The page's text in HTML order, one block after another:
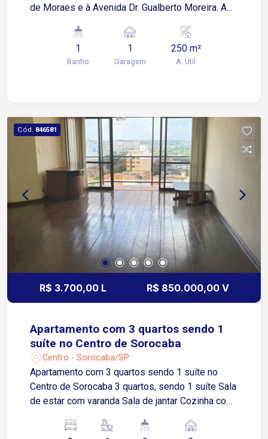
de Moraes e à Avenida Dr. Gualberto Moreira. A
veículos, além de contar com diversos comércios
e serviços, proporcionando exposição para sua
empresa. Sobre o imóvel: Salão comercial com
consolidada Alta visibilidade para o seu negócio
Ideal para depósitos, distribuidoras, centros
automotivos e diversos segmentos comerciais
Agende sua visita e conheça o espaço ideal para
o crescimento da sua empresa!
1
Banho
1
Garagem
250 m²
A. Útil
Cód. 846581
R$ 3.700,00 L R$ 850.000,00 V
Apartamento com 3 quartos sendo 1
suíte no Centro de Sorocaba
Centro - Sorocaba/SP
Apartamento com 3 quartos sendo 1 suíte no
Centro de Sorocaba 3 quartos, sendo 1 suíte Sala
de estar com varanda Sala de jantar Cozinha com
vagas de garagem cobertas Imóvel com